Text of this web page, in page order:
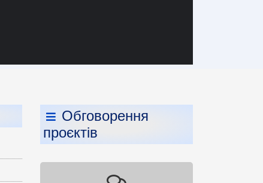
Обговорення
проєктів